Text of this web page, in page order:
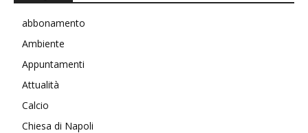
abbonamento
Ambiente
Appuntamenti
Attualità
Calcio
Chiesa di Napoli